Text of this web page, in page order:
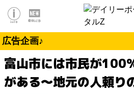
広告企画♪
富山市には市民が100
がある～地元の人頼り